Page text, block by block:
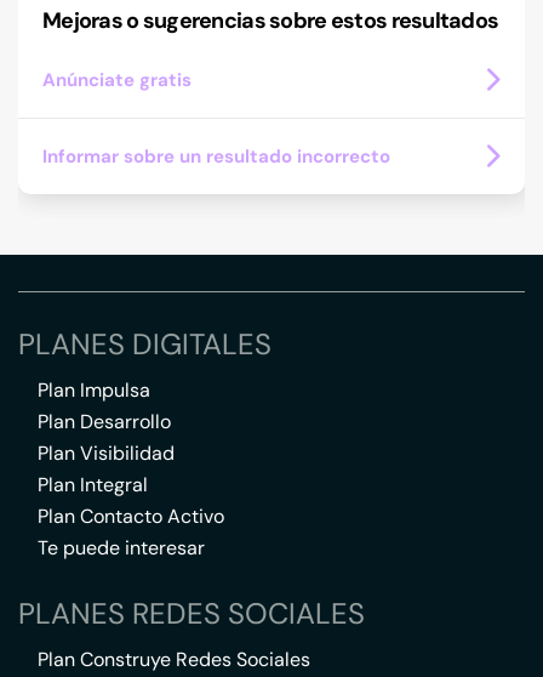
Mejoras o sugerencias sobre estos resultados
Anúnciate gratis
Informar sobre un resultado incorrecto
PLANES DIGITALES
Plan Impulsa
Plan Desarrollo
Plan Visibilidad
Plan Integral
Plan Contacto Activo
Te puede interesar
PLANES REDES SOCIALES
Plan Construye Redes Sociales